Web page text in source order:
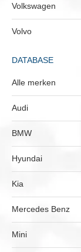
Volkswagen
Volvo
DATABASE
Alle merken
Audi
BMW
Hyundai
Kia
Mercedes Benz
Mini